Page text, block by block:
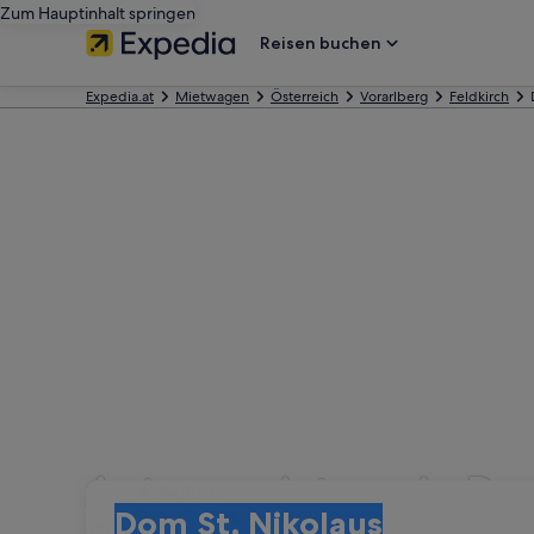
Zum Hauptinhalt springen
Reisen buchen
Expedia.at Mietwagen Österreich Vorarlberg Feldkirch
Autovermietung in
Dom St. Nikolaus